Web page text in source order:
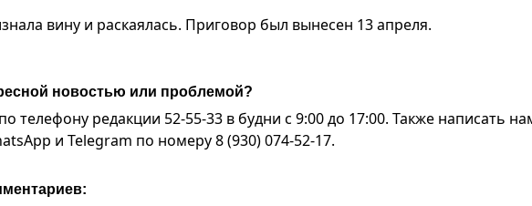
вину и раскаялась. Приговор был вынесен 13 апреля.
новостью или проблемой?
телефону редакции 52-55-33 в будни с 9:00 до 17:00. Также написать
и Telegram по номеру 8 (930) 074-52-17.